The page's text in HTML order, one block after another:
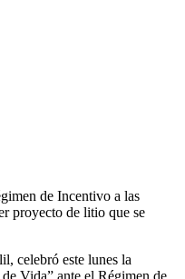
de Incentivo a las
proyecto de litio que se
celebró este lunes la
Vida” ante el Régimen de